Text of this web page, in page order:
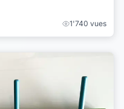
1'740 vues